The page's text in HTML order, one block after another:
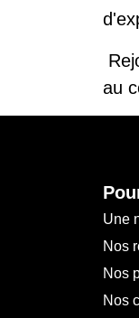
au
Une
Nos
Nos
Nos